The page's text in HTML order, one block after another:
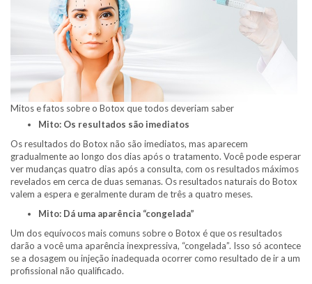
Mitos e fatos sobre o Botox que todos deveriam saber
Mito: Os resultados são imediatos
Os resultados do Botox não são imediatos, mas aparecem
gradualmente ao longo dos dias após o tratamento. Você pode esperar
ver mudanças quatro dias após a consulta, com os resultados máximos
revelados em cerca de duas semanas. Os resultados naturais do Botox
valem a espera e geralmente duram de três a quatro meses.
Mito: Dá uma aparência “congelada”
Um dos equívocos mais comuns sobre o Botox é que os resultados
darão a você uma aparência inexpressiva, “congelada”. Isso só acontece
se a dosagem ou injeção inadequada ocorrer como resultado de ir a um
profissional não qualificado.